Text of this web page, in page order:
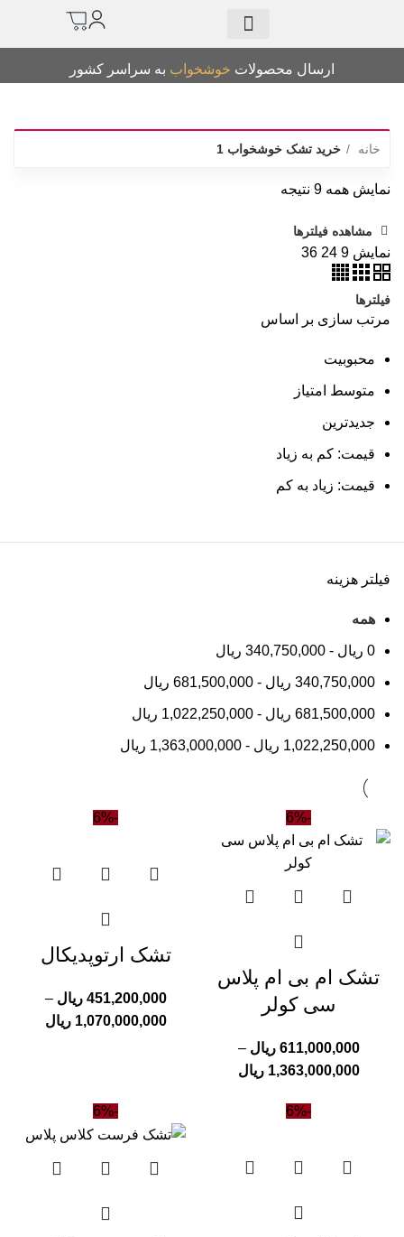
ارسال محصولات خوشخواب به سراسر کشور
خانه خرید تشک خوشخواب 1
نمایش همه 9 نتیجه
مشاهده فیلترها
نمایش 9
24
36
فیلترها
مرتب سازی بر اساس
محبوبیت
متوسط امتیاز
جدیدترین
قیمت: کم به زیاد
قیمت: زیاد به کم
فیلتر هزینه
همه
0 ریال -
340,750,000 ریال
340,750,000 ریال -
681,500,000 ریال
681,500,000 ریال -
1,022,250,000 ریال
1,022,250,000 ریال -
1,363,000,000 ریال
-6%
تشک ام بی ام پلاس
سی کولر
611,000,000 ریال –
1,363,000,000 ریال
-6%
تشک ارتوپدیکال
451,200,000 ریال –
1,070,000,000 ریال
-6%
-6%